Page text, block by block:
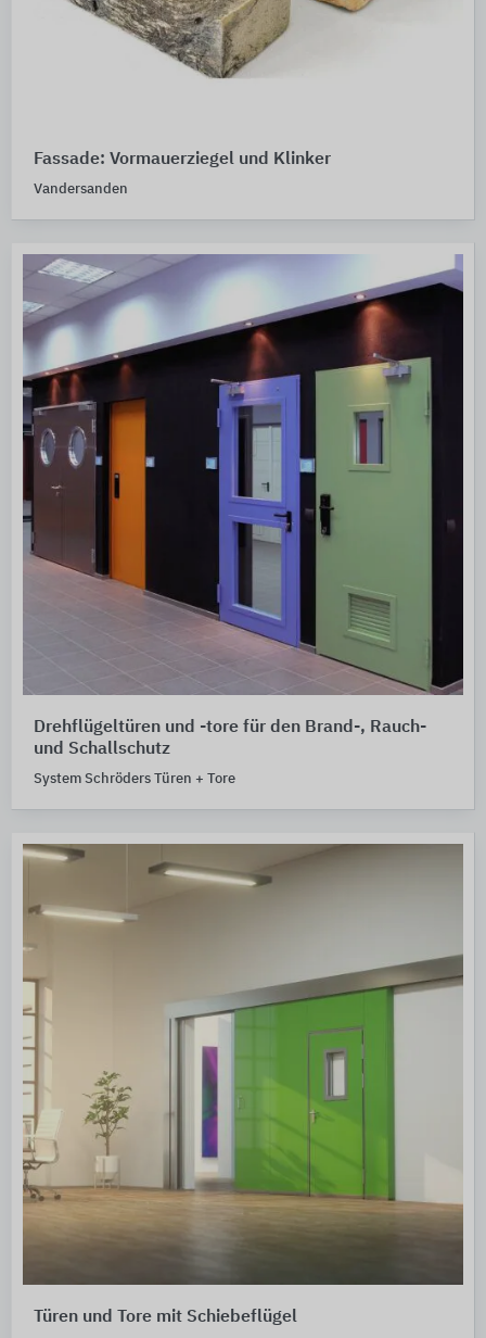
Fassade: Vormauerziegel und Klinker
Vandersanden
Drehflügeltüren und -tore für den Brand-, Rauch-
und Schallschutz
System Schröders Türen + Tore
Türen und Tore mit Schiebeflügel